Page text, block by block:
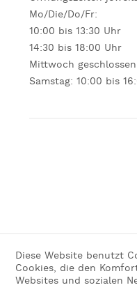
Mo/Die/Do/Fr:
10:00 bis 13:30 Uhr
14:30 bis 18:00 Uhr
Mittwoch geschlossen
Samstag: 10:00 bis
Diese Website benutzt
Cookies, die den
Websites und sozialen